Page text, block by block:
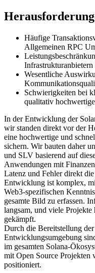
Häufige
Allgemeinen RPC
Wesentliche
Schwierigkeiten bei
qualitativ
In der Entwicklung der
wir standen direkt vor der
eine hochwertige und
sichern. Wir bauten daher
und SLV basierend auf
Anwendungen mit
Latenz und Fehler direkt
Entwicklung ist komplex,
Web3-spezifischen
gesamte Bild zu erfassen.
langsam, und viele
gekämpft.
Durch die Bereitstellung der
Entwicklungsumgebung
im gesamten Solana-
mit Open Source Projekten
positioniert.